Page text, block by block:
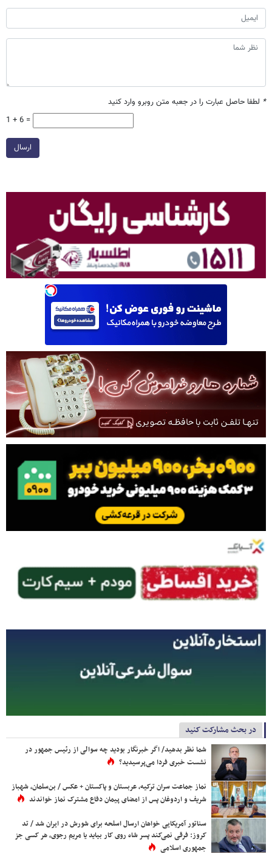
* لطفا حاصل عبارت را در جعبه متن روبرو وارد کنید
1 + 6 =
ارسال
در بحث مشارکت کنید
شما نظر بدهید/ اگر خبرنگار بودید چه سوالی از رئیس جمهور در
نشست خبری فردا می‌پرسیدید؟
نماز جماعت سران ترکیه، عربستان و پاکستان + عکس / بن‌سلمان، شهباز
شریف و اردوغان پس از امضای پیمان دفاع مشترک نماز خواندند
سناتور آمریکایی خواهان ارسال اسلحه برای شورش در ایران شد / تد
کروز: فرقی نمی‌کند پسر شاه روی کار بیاید یا مریم رجوی، هر کسی جز
جمهوری اسلامی